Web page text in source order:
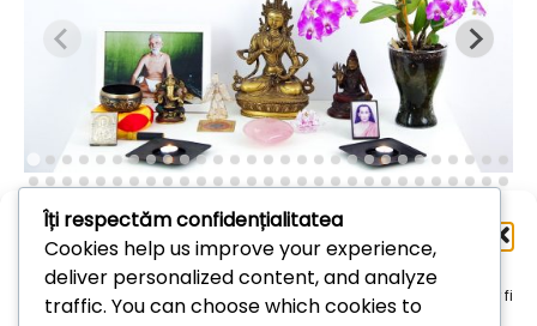
Administrează
consimțământul
Pentru a oferi cea mai bună experiență, folosim tehnologii, cum ar fi
cookie-uri, pentru a stoca și/sau accesa informațiile despre
Arhive
Îți respectăm confidențialitatea
Cookies help us improve your experience,
deliver personalized content, and analyze
traffic. You can choose which cookies to